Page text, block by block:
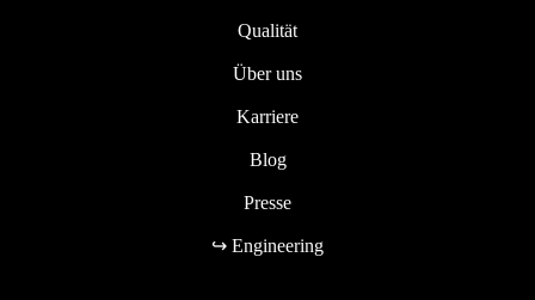
Qualität
Über uns
Karriere
Blog
Presse
↪ Engineering